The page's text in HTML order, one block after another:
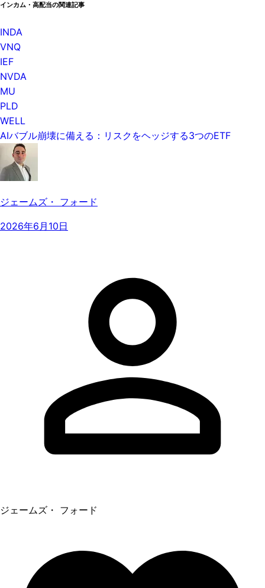
インカム・高配当の関連記事
INDA
VNQ
IEF
NVDA
MU
PLD
WELL
AIバブル崩壊に備える：リスクをヘッジする3つのETF
ジェームズ・ フォード
2026年6月10日
ジェームズ・ フォード